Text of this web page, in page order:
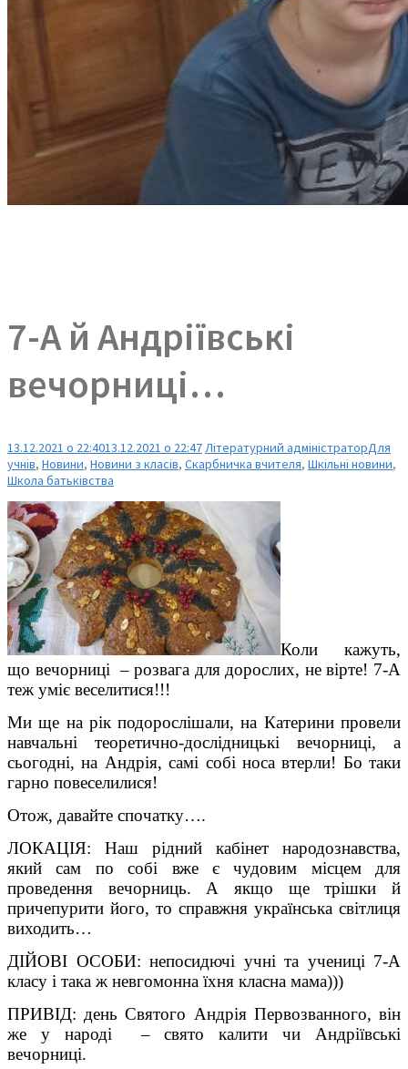
7-А й Андріївські
вечорниці…
13.12.2021 о 22:4013.12.2021 о 22:47Літературний адміністраторДля
учнів, Новини, Новини з класів, Скарбничка вчителя, Шкільні новини,
Школа батьківства
Коли кажуть,
що вечорниці – розвага для дорослих, не вірте! 7-А
теж уміє веселитися!!!
Ми ще на рік подорослішали, на Катерини провели
навчальні теоретично-дослідницькі вечорниці, а
сьогодні, на Андрія, самі собі носа втерли! Бо таки
гарно повеселилися!
Отож, давайте спочатку….
ЛОКАЦІЯ: Наш рідний кабінет народознавства,
який сам по собі вже є чудовим місцем для
проведення вечорниць. А якщо ще трішки й
причепурити його, то справжня українська світлиця
виходить…
ДІЙОВІ ОСОБИ: непосидючі учні та учениці 7-А
класу і така ж невгомонна їхня класна мама)))
ПРИВІД: день Святого Андрія Первозванного, він
же у народі – свято калити чи Андріївські
вечорниці.